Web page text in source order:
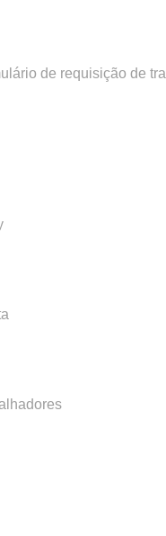
de requisição de